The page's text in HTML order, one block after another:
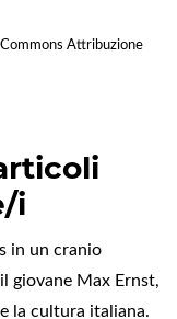
Attribuzione
i
in un cranio
giovane Max Ernst,
la cultura italiana.